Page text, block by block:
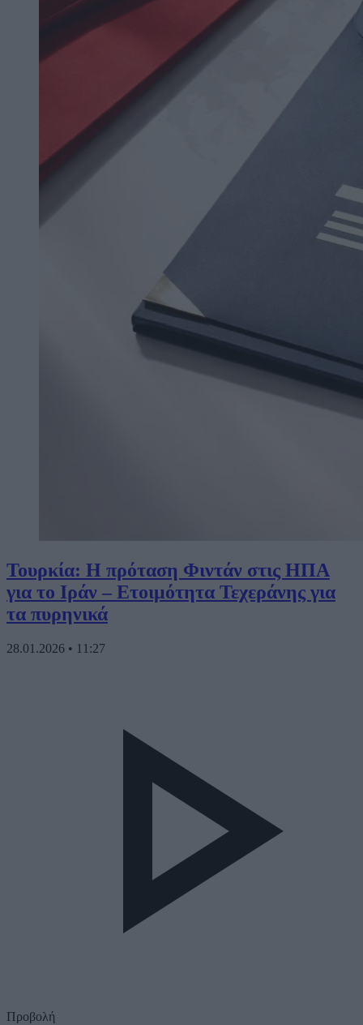
Τουρκία: Η πρόταση Φιντάν στις ΗΠΑ
για το Ιράν – Ετοιμότητα Τεχεράνης για
τα πυρηνικά
28.01.2026 • 11:27
Προβολή